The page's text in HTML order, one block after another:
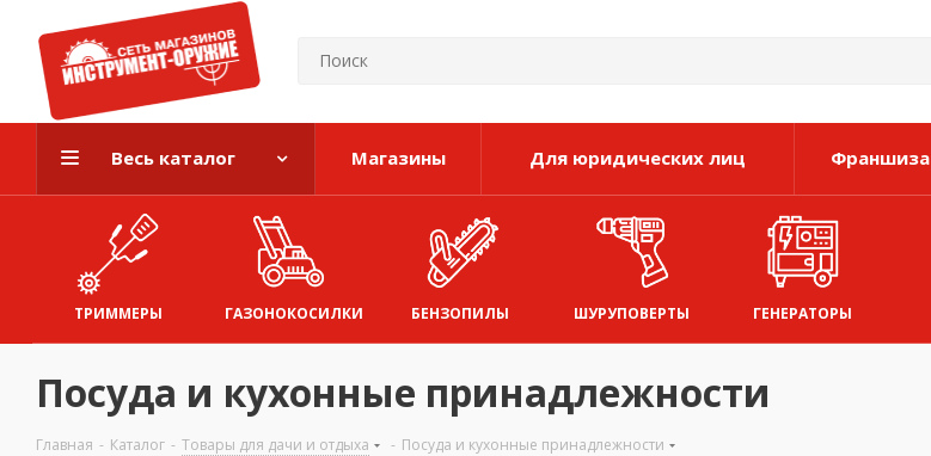
Весь каталог Магазины Для юридических лиц Франшиза
ТРИММЕРЫ ГАЗОНОКОСИЛКИ БЕНЗОПИЛЫ ШУРУПОВЕРТЫ ГЕНЕРАТОРЫ
Посуда и кухонные принадлежности
Главная - Каталог - Товары для дачи и отдыха - Посуда и кухонные принадлежности